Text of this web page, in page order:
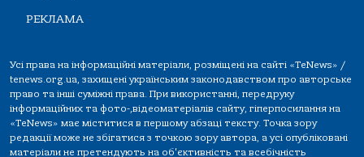
РЕКЛАМА
Усі права на інформаційні матеріали, розміщені на сайті «TeNews» /
tenews.org.ua, захищені українським законодавством про авторське
право та інші суміжні права. При використанні, передруку
інформаційних та фото-,відеоматеріалів сайту, гіперпосилання на
«TeNews» має міститися в першому абзаці тексту. Точка зору
редакції може не збігатися з точкою зору автора, а усі опубліковані
матеріали не претендують на об'єктивність та всебічність